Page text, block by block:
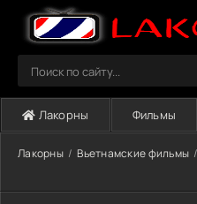
Лакорны Фильмы
Лакорны Вьетнамские фильмы